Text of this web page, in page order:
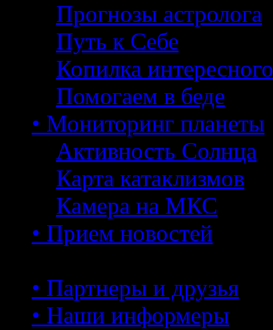
Прогнозы астролога
Путь к Себе
Копилка интересного
Помогаем в беде
• Мониторинг планеты
Активность Солнца
Карта катаклизмов
Камера на МКС
• Прием новостей
• Партнеры и друзья
• Наши информеры